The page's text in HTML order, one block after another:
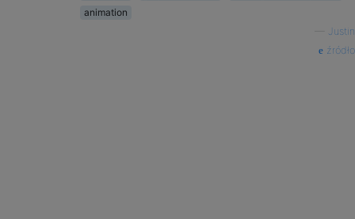
animation
Justin
źródło